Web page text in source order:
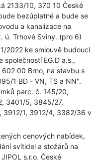
2133/10, 370 10 České
bezúplatné a bude se
a kanalizace na
ú. Trhové Sviny. (pro 6)
2022 ke smlouvě budoucí
společností EG.D a.s.,
00 Brno, na stavbu s
1 BD - VN, TS a NN".
parc. č. 145/20,
3401/5, 3845/27,
1, 3912/4, 3382/36 v
cenových nabídek,
svítidel a stožárů na
s.r.o. České